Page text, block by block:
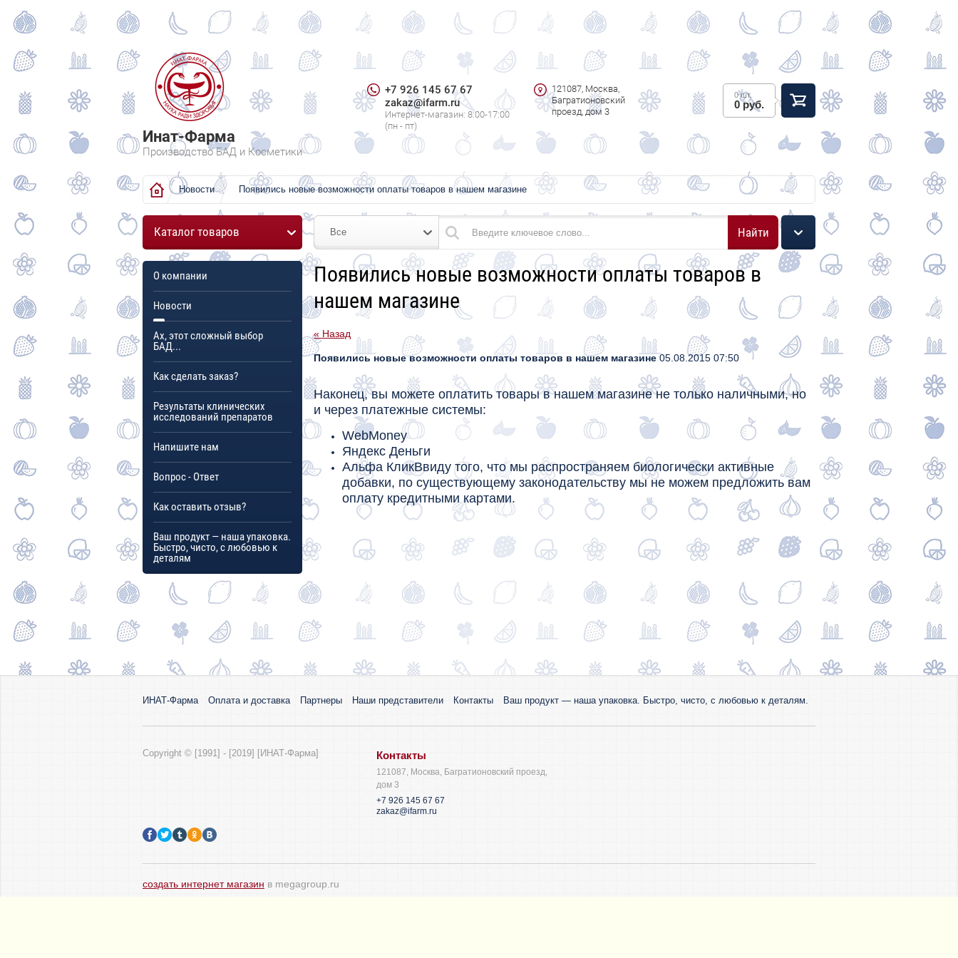
Инат-Фарма
Производство БАД и Косметики
+7 926 145 67 67
zakaz@ifarm.ru
Интернет-магазин: 8:00-17:00
(пн - пт)
121087, Москва,
Багратионовский
проезд, дом 3
0 шт.
0 руб.
Новости Появились новые возможности оплаты товаров в нашем магазине
Каталог товаров
О компании
Новости
Ах, этот сложный выбор
БАД...
Как сделать заказ?
Результаты клинических
исследований препаратов
Напишите нам
Вопрос - Ответ
Как оставить отзыв?
Ваш продукт — наша упаковка.
Быстро, чисто, с любовью к
деталям
Все Найти
Появились новые возможности оплаты товаров в
нашем магазине
« Назад
Появились новые возможности оплаты товаров в нашем магазине05.08.2015 07:50
Наконец, вы можете оплатить товары в нашем магазине не только наличными, но
и через платежные системы:
WebMoney
Яндекс Деньги
Альфа КликВвиду того, что мы распространяем биологически активные
добавки, по существующему законодательству мы не можем предложить вам
оплату кредитными картами.
ИНАТ-Фарма Оплата и доставка Партнеры Наши представители Контакты Ваш продукт — наша упаковка. Быстро, чисто, с любовью к деталям.
Copyright © [1991] - [2019] [ИНАТ-Фарма] Контакты
121087, Москва, Багратионовский проезд,
дом 3
+7 926 145 67 67
zakaz@ifarm.ru
создать интернет магазин в megagroup.ru